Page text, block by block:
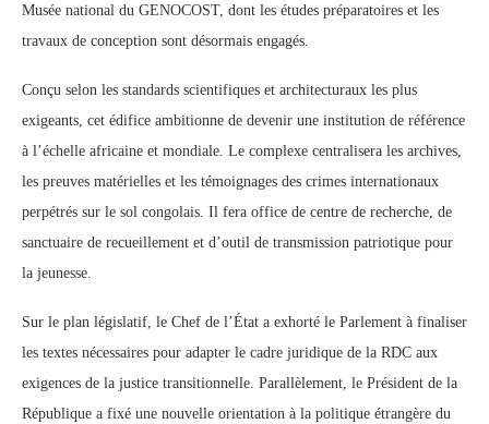
Musée national du GENOCOST, dont les études préparatoires et les
travaux de conception sont désormais engagés.
Conçu selon les standards scientifiques et architecturaux les plus
exigeants, cet édifice ambitionne de devenir une institution de référence
à l’échelle africaine et mondiale. Le complexe centralisera les archives,
les preuves matérielles et les témoignages des crimes internationaux
perpétrés sur le sol congolais. Il fera office de centre de recherche, de
sanctuaire de recueillement et d’outil de transmission patriotique pour
la jeunesse.
Sur le plan législatif, le Chef de l’État a exhorté le Parlement à finaliser
les textes nécessaires pour adapter le cadre juridique de la RDC aux
exigences de la justice transitionnelle. Parallèlement, le Président de la
République a fixé une nouvelle orientation à la politique étrangère du